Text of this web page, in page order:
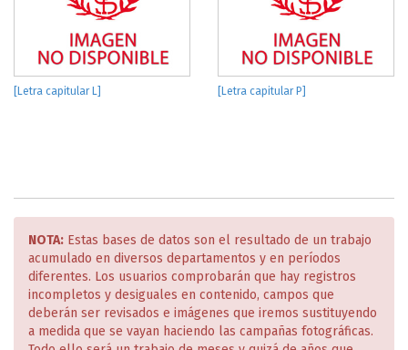
[Letra capitular L] [Letra capitular P]
NOTA: Estas bases de datos son el resultado de un trabajo
acumulado en diversos departamentos y en períodos
diferentes. Los usuarios comprobarán que hay registros
incompletos y desiguales en contenido, campos que
deberán ser revisados e imágenes que iremos sustituyendo
a medida que se vayan haciendo las campañas fotográficas.